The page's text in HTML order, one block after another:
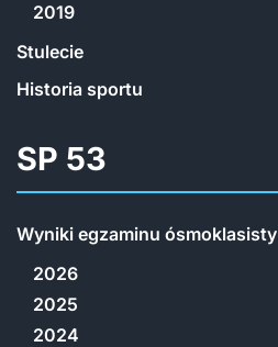
2019
Stulecie
Historia sportu
SP 53
Wyniki egzaminu ósmoklasisty
2026
2025
2024